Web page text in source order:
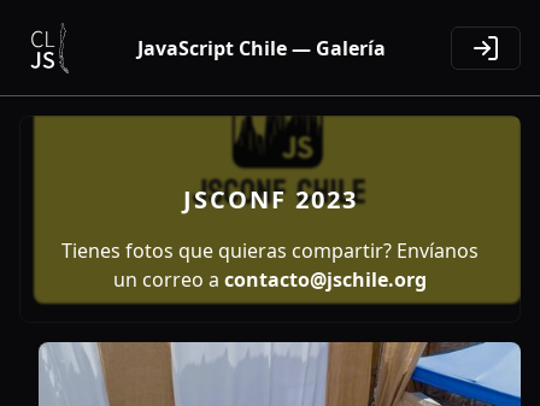
JavaScript Chile — Galería
JSCONF 2023
Tienes fotos que quieras compartir? Envíanos
un correo a contacto@jschile.org